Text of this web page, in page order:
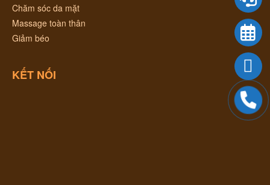
Chăm sóc da mặt
Massage toàn thân
Giảm béo
KẾT NỐI